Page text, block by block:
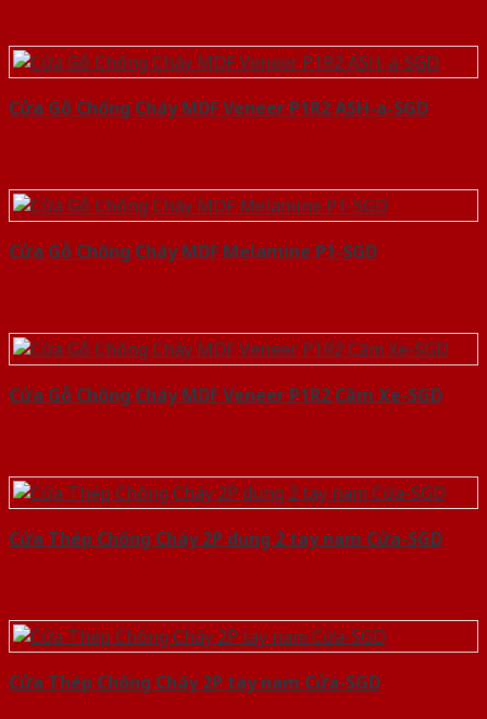
Cửa Gỗ Chống Cháy MDF Veneer P1R2 ASH-a-SGD
Cửa Gỗ Chống Cháy MDF Melamine P1-SGD
Cửa Gỗ Chống Cháy MDF Veneer P1R2 Căm Xe-SGD
Cửa Thép Chống Cháy 2P dung 2 tay nam Cửa-SGD
Cửa Thép Chống Cháy 2P tay nam Cửa-SGD